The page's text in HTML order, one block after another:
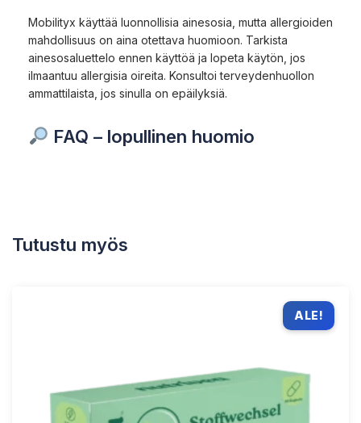
Mobilityx käyttää luonnollisia ainesosia, mutta allergioiden
mahdollisuus on aina otettava huomioon. Tarkista
ainesosaluettelo ennen käyttöä ja lopeta käytön, jos
ilmaantuu allergisia oireita. Konsultoi terveydenhuollon
ammattilaista, jos sinulla on epäilyksiä.
FAQ – lopullinen huomio
Tutustu myös
ALE!